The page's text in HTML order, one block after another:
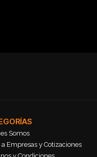
Somos
a Empresas y Cotizaciones